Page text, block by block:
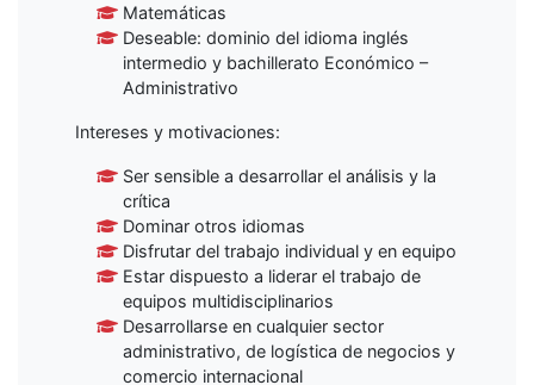
Matemáticas
Deseable: dominio del idioma inglés
intermedio y bachillerato Económico –
Administrativo
Intereses y motivaciones:
Ser sensible a desarrollar el análisis y la
crítica
Dominar otros idiomas
Disfrutar del trabajo individual y en equipo
Estar dispuesto a liderar el trabajo de
equipos multidisciplinarios
Desarrollarse en cualquier sector
administrativo, de logística de negocios y
comercio internacional